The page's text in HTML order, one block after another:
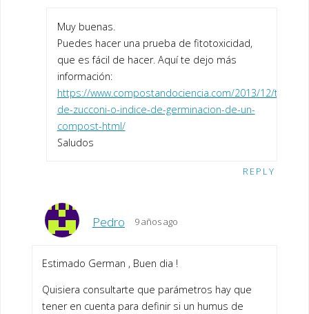
Muy buenas.
Puedes hacer una prueba de fitotoxicidad,
que es fácil de hacer. Aquí te dejo más
información:
https://www.compostandociencia.com/2013/12/test-
de-zucconi-o-indice-de-germinacion-de-un-
compost-html/
Saludos
REPLY
Pedro 9 años ago
Estimado German , Buen dia !
Quisiera consultarte que parámetros hay que
tener en cuenta para definir si un humus de